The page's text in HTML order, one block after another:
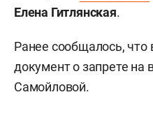
Елена Гитлянская.
Ранее сообщалось, что
документ о запрете на
Самойловой.